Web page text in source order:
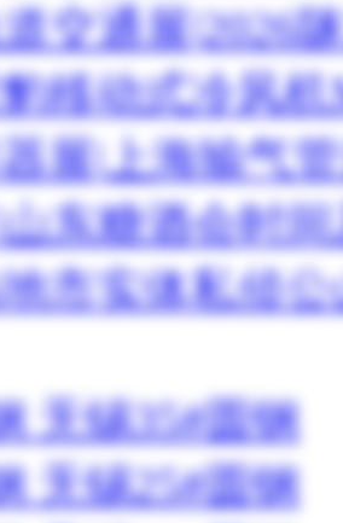
交通展|2026
移动式冷风
展|上海输气
东糖酒会时
市实体私侦
无锡35#圆钢
无锡25#圆钢